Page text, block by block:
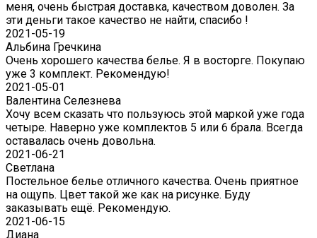
меня, очень быстрая доставка, качеством доволен. За
эти деньги такое качество не найти, спасибо !
2021-05-19
Альбина Гречкина
Очень хорошего качества белье. Я в восторге. Покупаю
уже 3 комплект. Рекомендую!
2021-05-01
Валентина Селезнева
Хочу всем сказать что пользуюсь этой маркой уже года
четыре. Наверно уже комплектов 5 или 6 брала. Всегда
оставалась очень довольна.
2021-06-21
Светлана
Постельное белье отличного качества. Очень приятное
на ощупь. Цвет такой же как на рисунке. Буду
заказывать ещё. Рекомендую.
2021-06-15
Диана